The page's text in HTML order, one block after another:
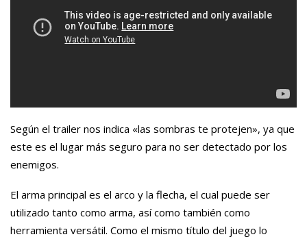
Según el trailer nos indica «las sombras te protejen», ya que
este es el lugar más seguro para no ser detectado por los
enemigos.
El arma principal es el arco y la flecha, el cual puede ser
utilizado tanto como arma, así como también como
herramienta versátil. Como el mismo título del juego lo